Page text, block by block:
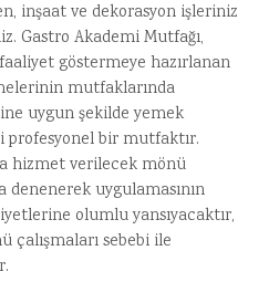
inşaat ve dekorasyon işleriniz
Gastro Akademi Mutfağı,
göstermeye hazırlanan
mutfaklarında
uygun şekilde yemek
profesyonel bir mutfaktır.
hizmet verilecek mönü
uygulamasının
olumlu yansıyacaktır,
çalışmaları sebebi ile